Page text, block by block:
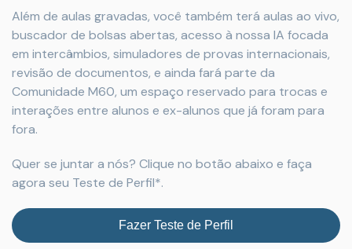
Além de aulas gravadas, você também terá aulas ao vivo,
buscador de bolsas abertas, acesso à nossa IA focada
em intercâmbios, simuladores de provas internacionais,
revisão de documentos, e ainda fará parte da
Comunidade M60, um espaço reservado para trocas e
interações entre alunos e ex-alunos que já foram para
fora.
Quer se juntar a nós? Clique no botão abaixo e faça
agora seu Teste de Perfil*.
Fazer Teste de Perfil